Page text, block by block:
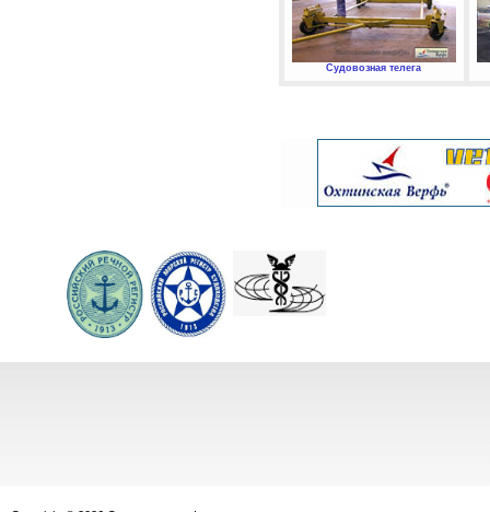
Судовозная телега